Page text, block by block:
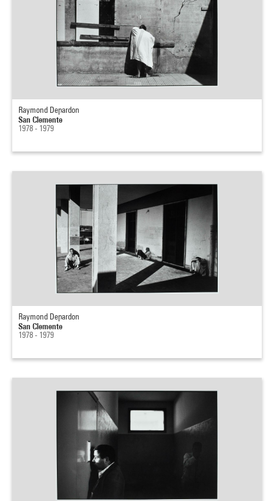
Raymond Depardon
San Clemente
1978 - 1979
Raymond Depardon
San Clemente
1978 - 1979